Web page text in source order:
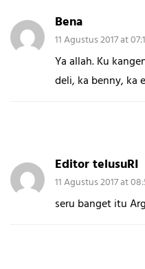
Bena
11 Agustus 2017 at
Ya allah. Ku
deli, ka benny, ka
Editor telusuRI
11 Agustus 2017 at
seru banget itu